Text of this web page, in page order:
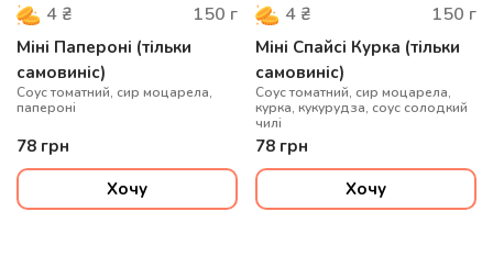
4 ₴ 150 г
Міні Папероні (тільки
самовиніс)
Соус томатний, сир моцарела,
папероні
78 грн
Хочу
4 ₴ 150 г
Міні Спайсі Курка (тільки
самовиніс)
Соус томатний, сир моцарела,
курка, кукурудза, соус солодкий
чилі
78 грн
Хочу